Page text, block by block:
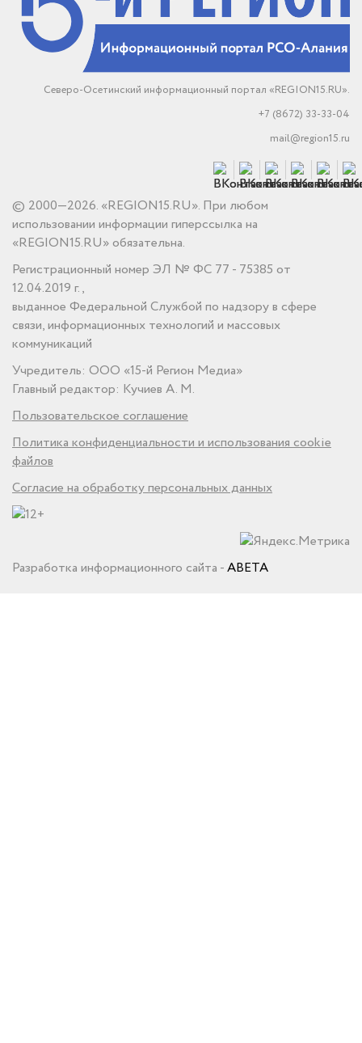
Северо-Осетинский информационный портал «REGION15.RU».
+7 (8672) 33-33-04
mail@region15.ru
© 2000—2026. «REGION15.RU». При любом
использовании информации гиперссылка на
«REGION15.RU» обязательна.
Регистрационный номер ЭЛ № ФС 77 - 75385 от
12.04.2019 г.,
выданное Федеральной Службой по надзору в сфере
связи, информационных технологий и массовых
коммуникаций
Учредитель: ООО «15-й Регион Медиа»
Главный редактор: Кучиев А. М.
Пользовательское соглашение
Политика конфиденциальности и использования cookie
файлов
Согласие на обработку персональных данных
Разработка информационного сайта -ABETA